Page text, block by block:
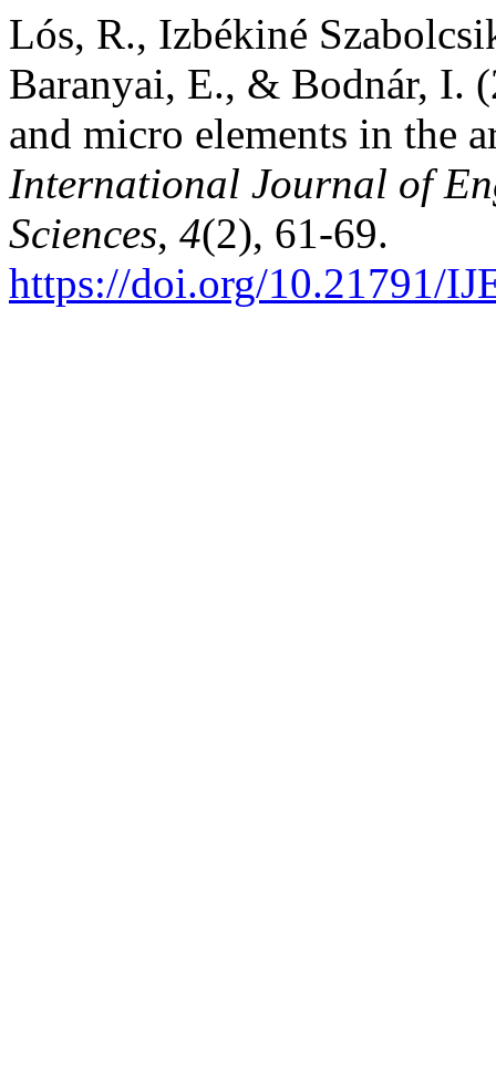
Lós, R., Izbékiné
Baranyai, E., & Bodnár, I.
and micro elements in the
International Journal of
Sciences, 4(2), 61-69.
https://doi.org/10.21791/